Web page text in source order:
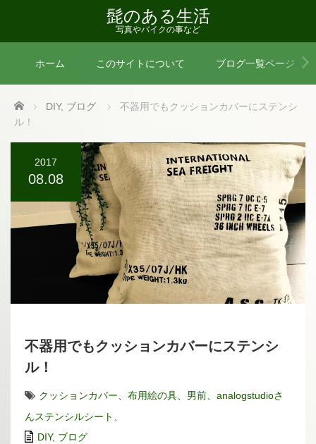
髭のある生活
写真やバイクの事など
ホーム このサイトについて ブログ一覧ページ
Home DIY, ブログ
不器用でもクッションカバーにステンシ
ル！
2017
08.08
不器用でもクッションカバーにステンシ
ル！
クッションカバー、布用絵の具、男前、analogstudioさ
んステンシルシート、
DIY, ブログ